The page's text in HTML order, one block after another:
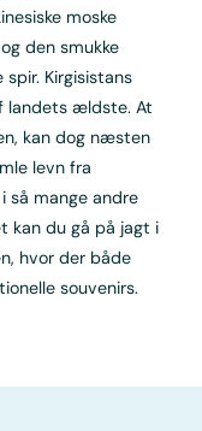
moske
den smukke
Kirgisistans
landets ældste. At
kan dog næsten
levn fra
så mange andre
kan du gå på jagt i
hvor der både
souvenirs.